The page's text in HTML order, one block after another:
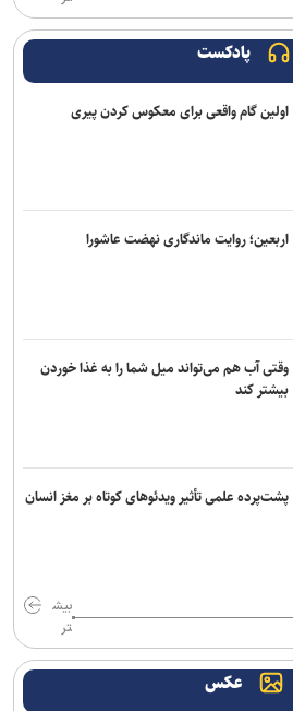
پادکست
اولین گام واقعی برای معکوس کردن پیری
اربعین؛ روایت ماندگاری نهضت عاشورا
وقتی آب هم می‌تواند میل شما را به غذا خوردن
بیشتر کند
پشت‌پرده علمی تأثیر ویدئو‌های کوتاه بر مغز انسان
بیش
تر
عکس